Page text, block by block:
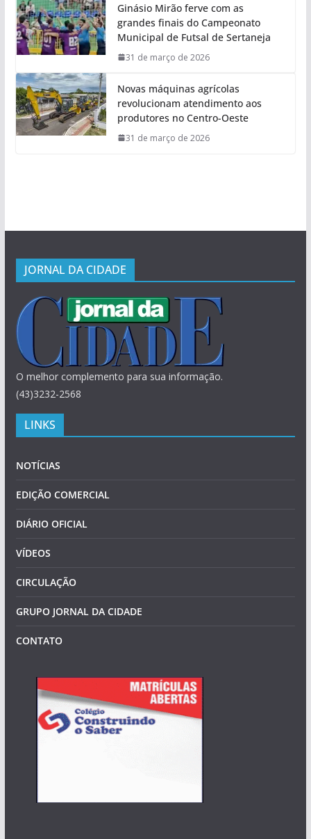
Ginásio Mirão ferve com as
grandes finais do Campeonato
Municipal de Futsal de Sertaneja
31 de março de 2026
Novas máquinas agrícolas
revolucionam atendimento aos
produtores no Centro-Oeste
31 de março de 2026
JORNAL DA CIDADE
O melhor complemento para sua informação.
(43)3232-2568
LINKS
NOTÍCIAS
EDIÇÃO COMERCIAL
DIÁRIO OFICIAL
VÍDEOS
CIRCULAÇÃO
GRUPO JORNAL DA CIDADE
CONTATO